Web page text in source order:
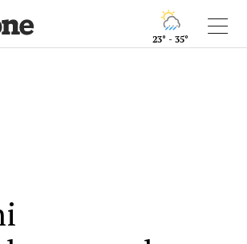
23° - 35°